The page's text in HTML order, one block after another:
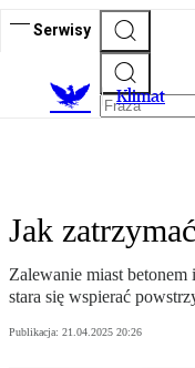
Serwisy
Klimat
Jak
Zalewanie miast
stara się wspierać
Publikacja: 21.04.2025 20:26